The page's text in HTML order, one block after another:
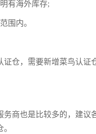
有海外库存;
围内。
证仓，需要新增菜鸟认
务商也是比较多的，建